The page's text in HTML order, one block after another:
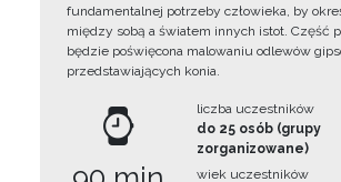
fundamentalnej potrzeby człowieka, by
między sobą a światem innych istot. Część
będzie poświęcona malowaniu odlewów
przedstawiających konia.
liczba uczestników
do 25 osób (grupy
zorganizowane)
wiek uczestników